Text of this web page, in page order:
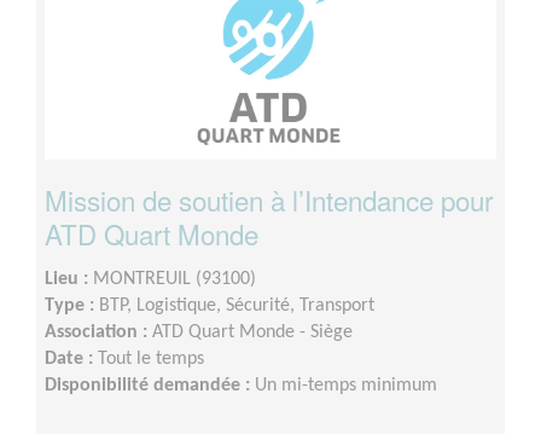
Mission de soutien à l’Intendance pour
ATD Quart Monde
Lieu : MONTREUIL (93100)
Type : BTP, Logistique, Sécurité, Transport
Association : ATD Quart Monde - Siège
Date : Tout le temps
Disponibilité demandée : Un mi-temps minimum